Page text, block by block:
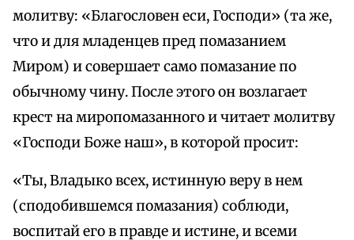
молитву: «Благословен еси, Господи» (та же,
что и для младенцев пред помазанием
Миром) и совершает само помазание по
обычному чину. После этого он возлагает
крест на миропомазанного и читает молитву
«Господи Боже наш», в которой просит:
«Ты, Владыко всех, истинную веру в нем
(сподобившемся помазания) соблюди,
воспитай его в правде и истине, и всеми